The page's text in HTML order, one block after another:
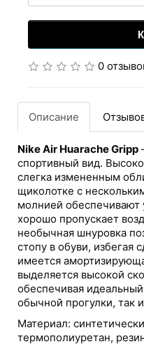
0
Описание
Nike Air Huarache Gripp
спортивный вид.
слегка измененным
щиколотке с
молнией обеспечивают
хорошо пропускает
необычная шнуровка
стопу в обуви, избегая
имеется
выделяется высокой
обеспечивая
обычной прогулки, так
Материал:
термополиуретан,